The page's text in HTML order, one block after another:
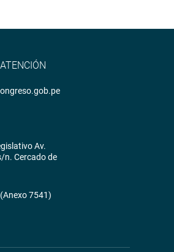
Av.
n. Cercado de
7541)